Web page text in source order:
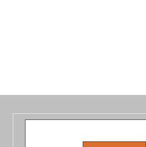
De nieuwe België-
oven!